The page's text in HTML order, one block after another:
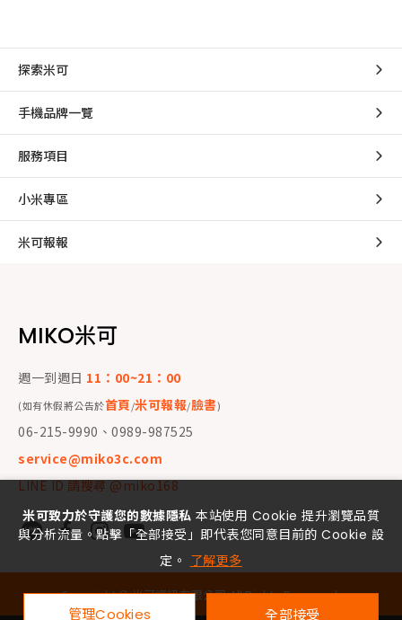
探索米可
手機品牌一覽
服務項目
小米專區
米可報報
MIKO米可
週一到週日 11：00~21：00
(如有休假將公告於首頁/米可報報/臉書)
06-215-9990、0989-987525
service@miko3c.com
LINE ID 請搜尋 @miko168
Copyright ©米可資訊有限公司All Rights Reserved.
米可致力於守護您的數據隱私 本站使用 Cookie 提升瀏覽品質
與分析流量。點擊「全部接受」即代表您同意目前的 Cookie 設
定。 了解更多
管理Cookies 全部接受